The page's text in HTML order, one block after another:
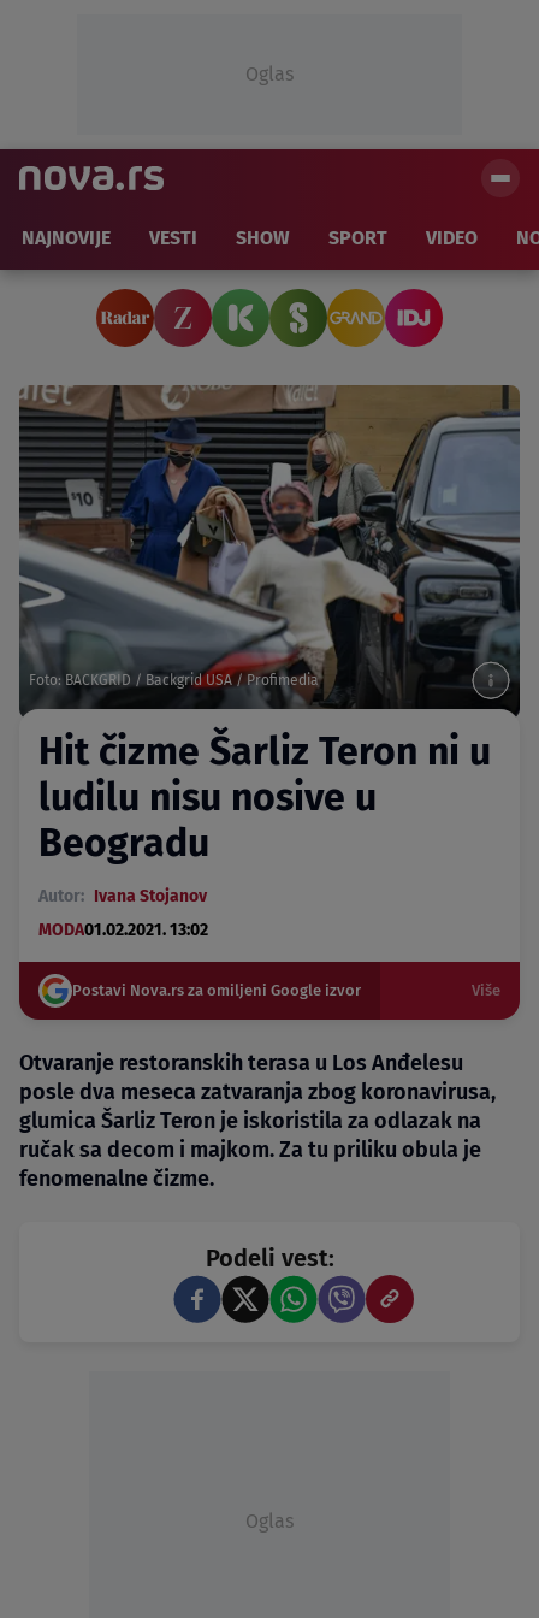
Oglas
NAJNOVIJE VESTI SHOW SPORT VIDEO
Foto: BACKGRID / Backgrid USA / Profimedia
Hit čizme Šarliz Teron ni u
ludilu nisu nosive u
Beogradu
Autor: Ivana Stojanov
MODA01.02.2021. 13:02
Postavi Nova.rs za omiljeni Google izvor Više
Otvaranje restoranskih terasa u Los Anđelesu
posle dva meseca zatvaranja zbog koronavirusa,
glumica Šarliz Teron je iskoristila za odlazak na
ručak sa decom i majkom. Za tu priliku obula je
fenomenalne čizme.
Podeli vest:
Oglas